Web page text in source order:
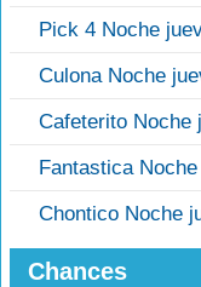
Pick 4 Noche
Culona Noche
Cafeterito Noche
Fantastica
Chontico Noche
Chances